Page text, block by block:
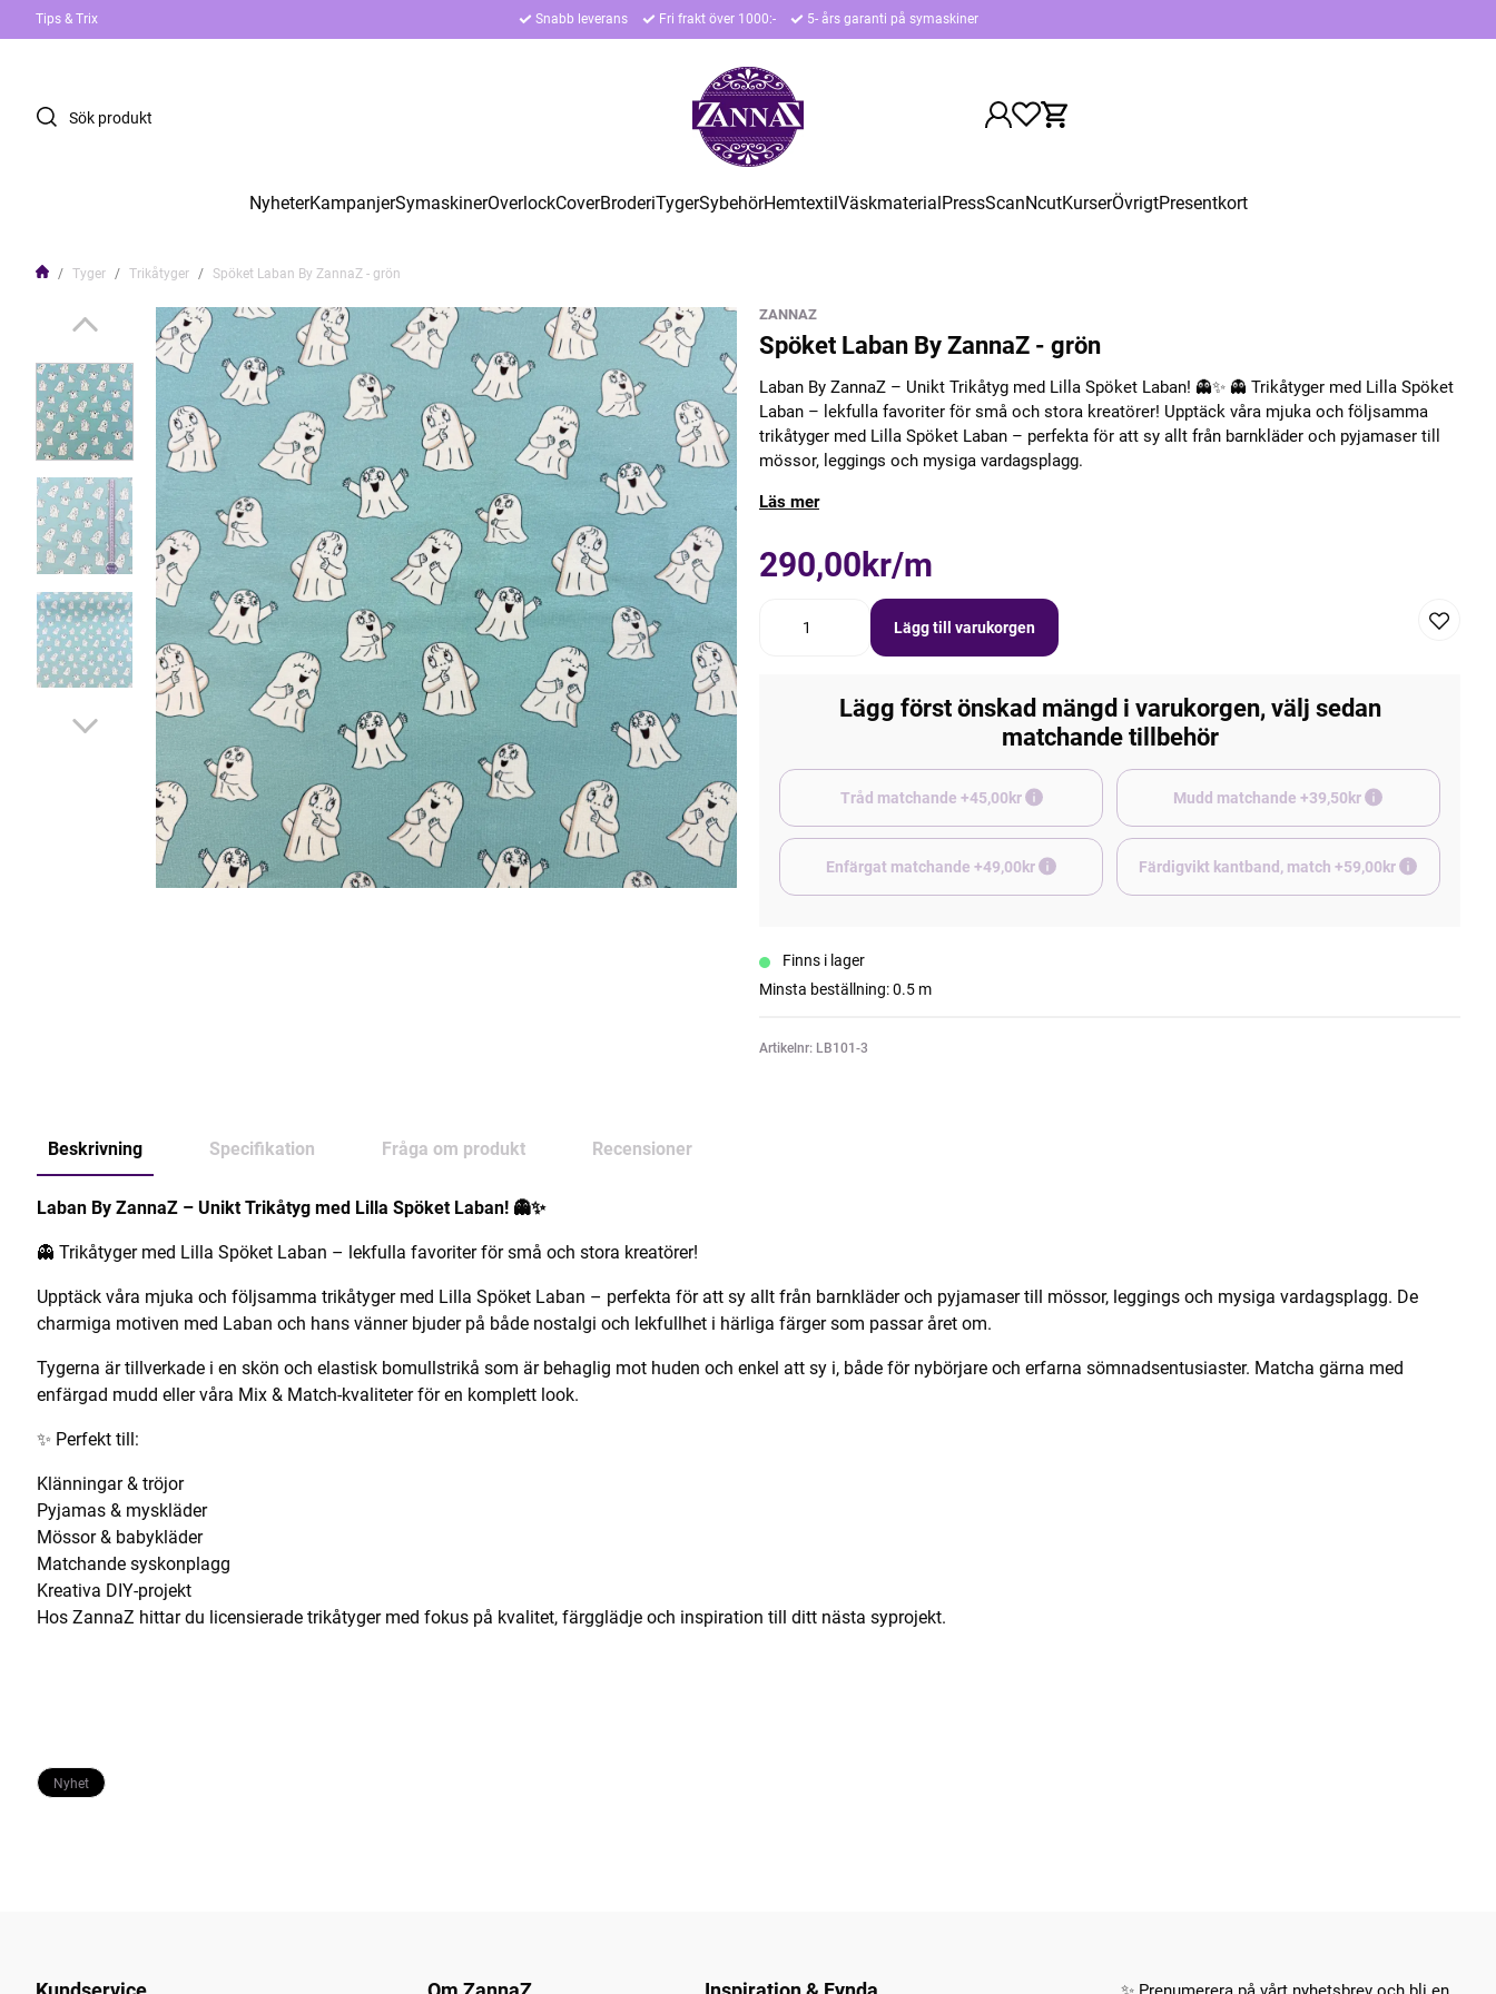
Tips & Trix Snabb leverans Fri frakt över 1000:- 5- års garanti på symaskiner
NyheterKampanjerSymaskinerOverlockCoverBroderiTygerSybehörHemtextilVäskmaterialPressScanNcutKurserÖvrigtPresentkort
Tyger Trikåtyger Spöket Laban By ZannaZ - grön
ZANNAZ
Spöket Laban By ZannaZ - grön
Laban By ZannaZ – Unikt Trikåtyg med Lilla Spöket Laban! 👻✨ 👻 Trikåtyger med Lilla Spöket
Laban – lekfulla favoriter för små och stora kreatörer! Upptäck våra mjuka och följsamma
trikåtyger med Lilla Spöket Laban – perfekta för att sy allt från barnkläder och pyjamaser till
mössor, leggings och mysiga vardagsplagg.
Läs mer
290,00kr/m
Lägg till varukorgen
Lägg först önskad mängd i varukorgen, välj sedan
matchande tillbehör
Tråd matchande +45,00kr Mudd matchande +39,50kr
Enfärgat matchande +49,00kr Färdigvikt kantband, match +59,00kr
Finns i lager
Minsta beställning: 0.5 m
Artikelnr: LB101-3
Beskrivning Specifikation Fråga om produkt Recensioner
Laban By ZannaZ – Unikt Trikåtyg med Lilla Spöket Laban! 👻✨
👻 Trikåtyger med Lilla Spöket Laban – lekfulla favoriter för små och stora kreatörer!
Upptäck våra mjuka och följsamma trikåtyger med Lilla Spöket Laban – perfekta för att sy allt från barnkläder och pyjamaser till mössor, leggings och mysiga vardagsplagg. De
charmiga motiven med Laban och hans vänner bjuder på både nostalgi och lekfullhet i härliga färger som passar året om.
Tygerna är tillverkade i en skön och elastisk bomullstrikå som är behaglig mot huden och enkel att sy i, både för nybörjare och erfarna sömnadsentusiaster. Matcha gärna med
enfärgad mudd eller våra Mix & Match-kvaliteter för en komplett look.
✨ Perfekt till:
Klänningar & tröjor
Pyjamas & myskläder
Mössor & babykläder
Matchande syskonplagg
Kreativa DIY-projekt
Hos ZannaZ hittar du licensierade trikåtyger med fokus på kvalitet, färgglädje och inspiration till ditt nästa syprojekt.
Nyhet